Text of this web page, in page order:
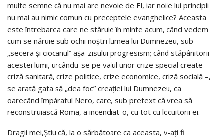
multe semne că nu mai are nevoie de El, iar noile lui principii
nu mai au nimic comun cu preceptele evanghelice? Aceasta
este întrebarea care ne stăruie în minte acum, când vedem
cum se năruie sub ochii noștri lumea lui Dumnezeu, sub
„secera și ciocanul” așa-zisului progresism; când stăpânitorii
acestei lumi, urcându-se pe valul unor crize special create –
criză sanitară, crize politice, crize economice, criză socială –,
se arată gata să „dea foc” creației lui Dumnezeu, ca
oarecând împăratul Nero, care, sub pretext că vrea să
reconstruiască Roma, a incendiat-o, cu tot cu locuitorii ei.
Dragii mei,Știu că, la o sărbătoare ca aceasta, v-ați fi